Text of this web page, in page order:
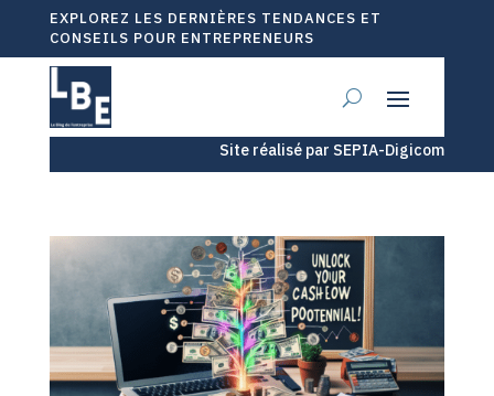
EXPLOREZ LES DERNIÈRES TENDANCES ET
CONSEILS POUR ENTREPRENEURS
Site réalisé par SEPIA-Digicom